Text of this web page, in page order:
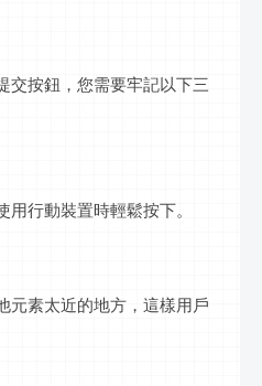
交按鈕，您需要牢記以下三
行動裝置時輕鬆按下。
元素太近的地方，這樣用戶